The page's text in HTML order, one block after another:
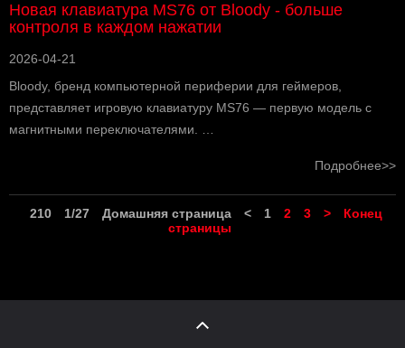
Новая клавиатура MS76 от Bloody - больше
контроля в каждом нажатии
2026-04-21
Bloody, бренд компьютерной периферии для геймеров,
представляет игровую клавиатуру MS76 — первую модель с
магнитными переключателями. …
Подробнее>>
210 1/27 Домашняя страница < 1 2 3 >
Конец
страницы